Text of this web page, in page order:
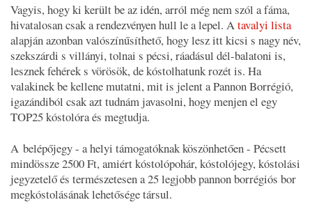
Vagyis, hogy ki került be az idén, arról még nem szól a fáma,
hivatalosan csak a rendezvényen hull le a lepel. Atavalyi lista
alapján azonban valószínűsíthető, hogy lesz itt kicsi s nagy név,
szekszárdi s villányi, tolnai s pécsi, ráadásul dél-balatoni is,
lesznek fehérek s vörösök, de kóstolhatunk rozét is. Ha
valakinek be kellene mutatni, mit is jelent a Pannon Borrégió,
igazándiból csak azt tudnám javasolni, hogy menjen el egy
TOP25 kóstolóra és megtudja.
A belépőjegy - a helyi támogatóknak köszönhetően - Pécsett
mindössze 2500 Ft, amiért kóstolópohár, kóstolójegy, kóstolási
jegyzetelő és természetesen a 25 legjobb pannon borrégiós bor
megkóstolásának lehetősége társul.